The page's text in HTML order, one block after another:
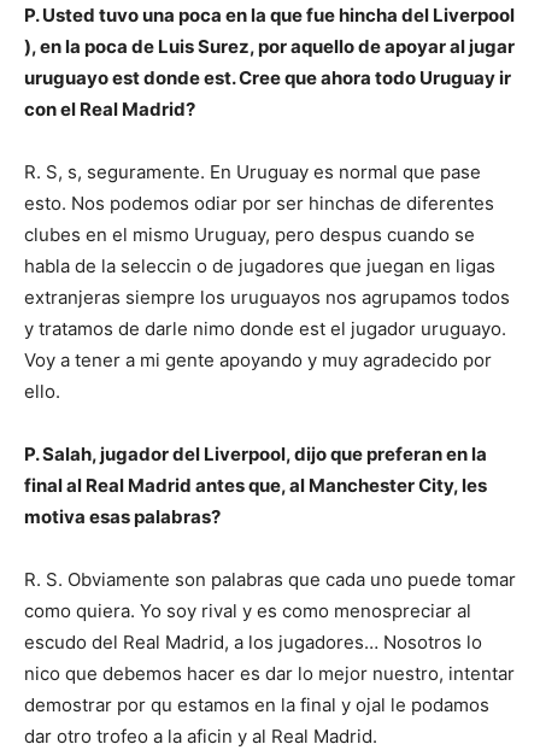
P. Usted tuvo una poca en la que fue hincha del Liverpool
), en la poca de Luis Surez, por aquello de apoyar al jugar
uruguayo est donde est. Cree que ahora todo Uruguay ir
con el Real Madrid?
R. S, s, seguramente. En Uruguay es normal que pase
esto. Nos podemos odiar por ser hinchas de diferentes
clubes en el mismo Uruguay, pero despus cuando se
habla de la seleccin o de jugadores que juegan en ligas
extranjeras siempre los uruguayos nos agrupamos todos
y tratamos de darle nimo donde est el jugador uruguayo.
Voy a tener a mi gente apoyando y muy agradecido por
ello.
P. Salah, jugador del Liverpool, dijo que preferan en la
final al Real Madrid antes que, al Manchester City, les
motiva esas palabras?
R. S. Obviamente son palabras que cada uno puede tomar
como quiera. Yo soy rival y es como menospreciar al
escudo del Real Madrid, a los jugadores… Nosotros lo
nico que debemos hacer es dar lo mejor nuestro, intentar
demostrar por qu estamos en la final y ojal le podamos
dar otro trofeo a la aficin y al Real Madrid.